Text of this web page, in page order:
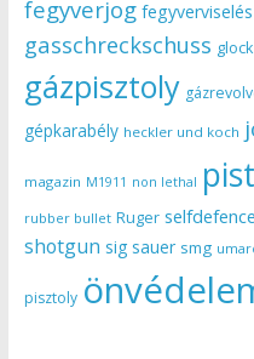
fegyverjog fegyverviselés
gasschreckschuss glock
gázpisztoly
gépkarabély heckler und koch
magazin M1911 non lethal
rubber bullet Ruger selfdefence
shotgun sig sauer smg
pisztoly